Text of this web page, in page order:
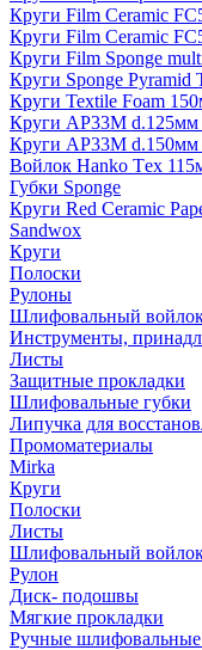
Круги Film Ceramic
Круги Film Ceramic
Круги Film Sponge
Круги Sponge Pyramid
Круги Textile Foam
Круги AP33M d.125мм
Круги AP33M d.150мм
Войлок Hanko Tех
Губки Sponge
Круги Red Ceramic
Sandwox
Круги
Полоски
Рулоны
Шлифовальный
Инструменты,
Листы
Защитные прокладки
Шлифовальные губки
Липучка для
Промоматериалы
Mirka
Круги
Полоски
Листы
Шлифовальный
Рулон
Диск- подошвы
Мягкие прокладки
Ручные шлифовальные